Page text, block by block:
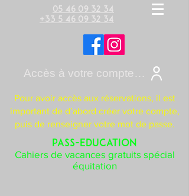
05 46 09 32 34
+33 5 46 09 32 34
Accès à votre compte Cavasoft
Pour avoir accès aux réservations, il est
important de d’abord créer votre compte,
puis de renseigner votre mot de passe.
PASS-EDUCATION
Cahiers de vacances gratuits spécial
équitation